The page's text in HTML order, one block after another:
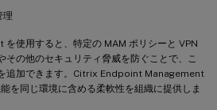
理
使用すると、特定の MAM ポリシーと VPN
その他のセキュリティ脅威を防ぐことで、こ
追加できます。Citrix Endpoint Management
を同じ環境に含める柔軟性を組織に提供しま